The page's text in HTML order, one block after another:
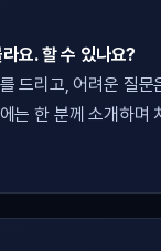
요. 할 수 있나요?
드리고, 어려운 질문
는 한 분께 소개하며